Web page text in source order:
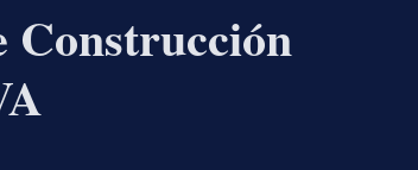
Construcción